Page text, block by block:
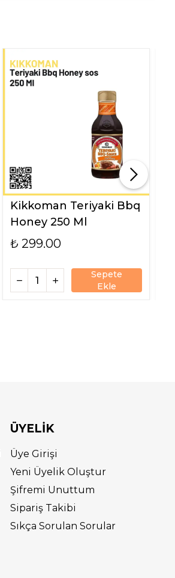
Kikkoman Teriyaki Bbq
Honey 250 Ml
₺ 299.00
Sepete
Ekle
ÜYELİK
Üye Girişi
Yeni Üyelik Oluştur
Şifremi Unuttum
Sipariş Takibi
Sıkça Sorulan Sorular